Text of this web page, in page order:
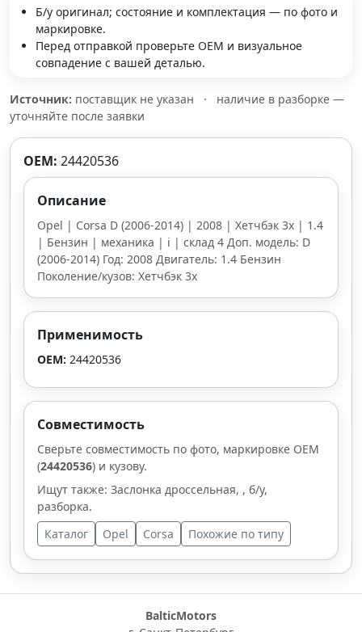
Б/у оригинал; состояние и комплектация — по фото и
маркировке.
Перед отправкой проверьте OEM и визуальное
совпадение с вашей деталью.
Источник: поставщик не указан ·
наличие в разборке —
уточняйте после заявки
OEM: 24420536
Описание
Opel | Corsa D (2006-2014) | 2008 | Хетчбэк 3х | 1.4
| Бензин | механика | i | склад 4 Доп. модель: D
(2006-2014) Год: 2008 Двигатель: 1.4 Бензин
Поколение/кузов: Хетчбэк 3х
Применимость
OEM: 24420536
Совместимость
Сверьте совместимость по фото, маркировке OEM
(24420536) и кузову.
Ищут также: Заслонка дроссельная, , б/у,
разборка.
Каталог
Opel Corsa Похожие по типу
BalticMotors